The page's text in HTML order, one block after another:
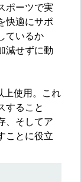
ポーツで実
快適にサポ
ているか
減せずに動
上使用。これ
すること
、そしてア
ことに役立